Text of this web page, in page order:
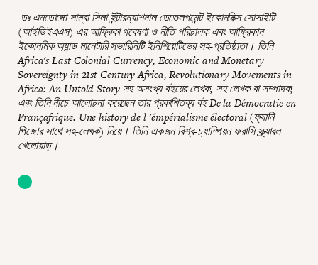
ডঃ এনডোঙ্গো সাম্বা সিলা ইন্টারন্যাশনাল ডেভেলপমেন্ট ইকোনমিক্স সোসাইটি
(আইডিইএএস) এর আফ্রিকা গবেষণা ও নীতি পরিচালক এবং আফ্রিকান
ইকোনমিক অ্যান্ড মানেটারি সভারিনিটি ইনিশিয়েটিভের সহ-প্রতিষ্ঠাতা। তিনি
Africa's Last Colonial Currency, Economic and Monetary
Sovereignty in 21st Century Africa, Revolutionary Movements in
Africa: An Untold Story সহ অসংখ্য বইয়ের লেখক, সহ-লেখক বা সম্পাদক;
এবং তিনি নীচে আলোচনা করেছেন তার প্রকাশিতব্য বই De la Démocratie en
Françafrique. Une history de l 'émpérialisme électoral (ফ্যানি
পিজোর সাথে সহ-লেখক) নিয়ে। তিনি একজন বিশ্ব-চ্যাম্পিয়ন ফরাসি স্ক্র্যাবল
খেলোয়াড়।